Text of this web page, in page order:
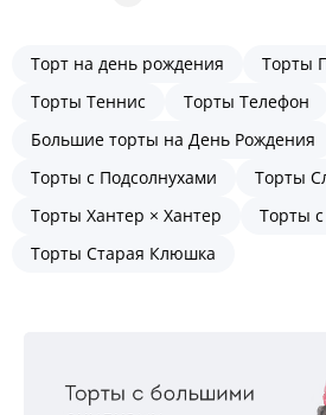
Торт на день рождения
Торты
Торты Теннис
Торты Телефон
Большие торты на День Рождения
Торты с Подсолнухами
Торты
Торты Хантер × Хантер
Торты
Торты Старая Клюшка